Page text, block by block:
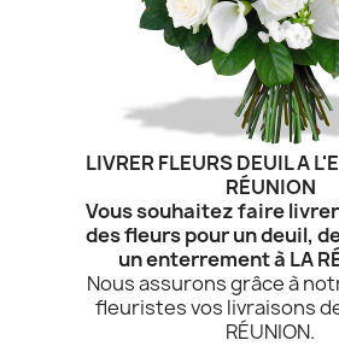
LIVRER FLEURS DEUIL A
RÉUNION
Vous souhaitez faire
des fleurs pour un deuil,
un enterrement à LA
Nous assurons grâce à
fleuristes vos livraisons
RÉUNION.